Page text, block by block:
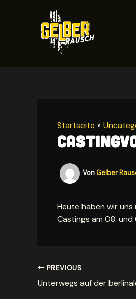
Startseite
VonGelber
Heute haben wir
Castings am 08.
Post
navigation
PREVIOUS
Unterwegs auf der